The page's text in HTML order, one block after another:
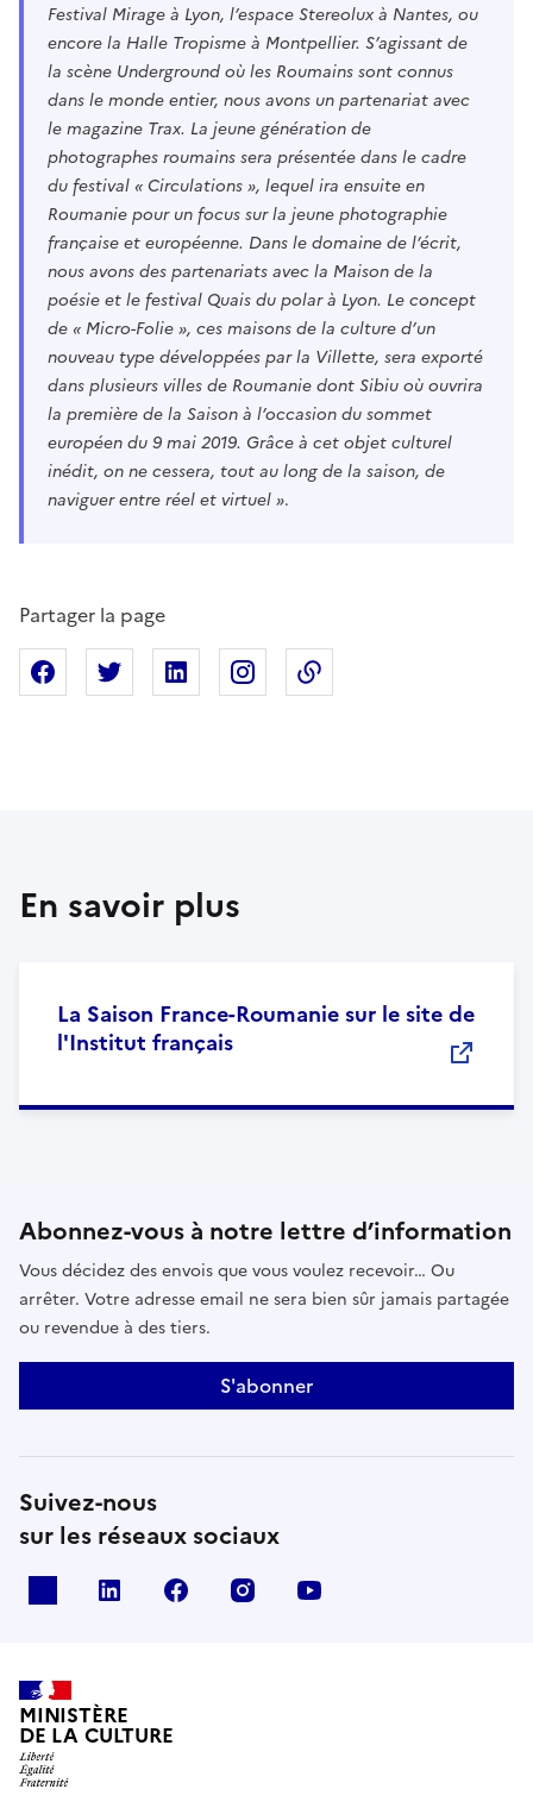
Festival Mirage à Lyon, l’espace Stereolux à Nantes, ou
encore la Halle Tropisme à Montpellier. S’agissant de
la scène Underground où les Roumains sont connus
dans le monde entier, nous avons un partenariat avec
le magazine Trax. La jeune génération de
photographes roumains sera présentée dans le cadre
du festival « Circulations », lequel ira ensuite en
Roumanie pour un focus sur la jeune photographie
française et européenne. Dans le domaine de l’écrit,
nous avons des partenariats avec la Maison de la
poésie et le festival Quais du polar à Lyon. Le concept
de « Micro-Folie », ces maisons de la culture d’un
nouveau type développées par la Villette, sera exporté
dans plusieurs villes de Roumanie dont Sibiu où ouvrira
la première de la Saison à l’occasion du sommet
européen du 9 mai 2019. Grâce à cet objet culturel
inédit, on ne cessera, tout au long de la saison, de
naviguer entre réel et virtuel ».
Partager la page
Partager sur Facebook
Partager sur XPartager sur Linkedin
Partager sur Instagram
En savoir plus
La Saison France-Roumanie sur le site de
l'Institut français
Abonnez-vous à notre lettre d’information
Vous décidez des envois que vous voulez recevoir… Ou
arrêter. Votre adresse email ne sera bien sûr jamais partagée
ou revendue à des tiers.
S'abonner
Suivez-nous
sur les réseaux sociaux
linkedin facebook instagram
MINISTÈRE
DE LA CULTURE